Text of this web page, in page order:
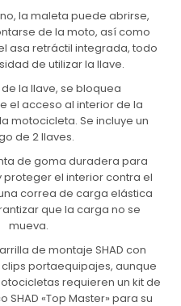
la maleta puede abrirse,
de la moto, así como
asa retráctil integrada, todo
de utilizar la llave.
la llave, se bloquea
el acceso al interior de la
motocicleta. Se incluye un
de 2 llaves.
de goma duradera para
el interior contra el
correa de carga elástica
que la carga no se
mueva.
de montaje SHAD con
portaequipajes, aunque
requieren un kit de
«Top Master» para su